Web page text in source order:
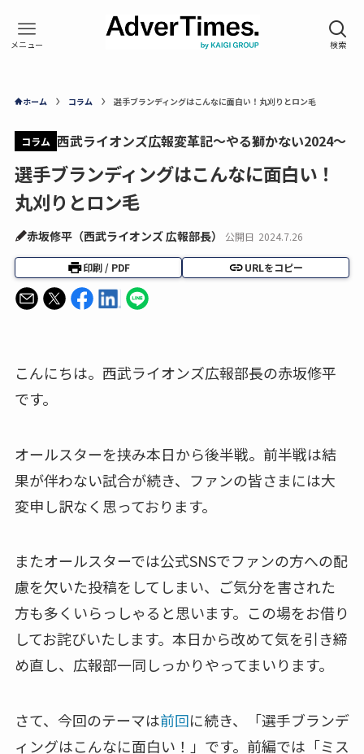
ホーム コラム 選手ブランディングはこんなに面白い！丸刈りとロン毛
コラム 西武ライオンズ広報変革記～やる獅かない2024～
選手ブランディングはこんなに面白い！
丸刈りとロン毛
赤坂修平（西武ライオンズ 広報部長） 公開日 2024.7.26
印刷 / PDF URLをコピー
こんにちは。西武ライオンズ広報部長の赤坂修平
です。
オールスターを挟み本日から後半戦。前半戦は結
果が伴わない試合が続き、ファンの皆さまには大
変申し訳なく思っております。
またオールスターでは公式SNSでファンの方への配
慮を欠いた投稿をしてしまい、ご気分を害された
方も多くいらっしゃると思います。この場をお借り
してお詫びいたします。本日から改めて気を引き締
め直し、広報部一同しっかりやってまいります。
さて、今回のテーマは前回に続き、「選手ブランデ
ィングはこんなに面白い！」です。前編では「ミス